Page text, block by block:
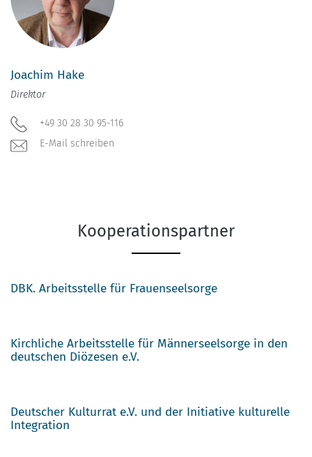
Joachim Hake
Direktor
+49 30 28 30 95-116
E-Mail schreiben
Kooperationspartner
DBK. Arbeitsstelle für Frauenseelsorge
Kirchliche Arbeitsstelle für Männerseelsorge in den
deutschen Diözesen e.V.
Deutscher Kulturrat e.V. und der Initiative kulturelle
Integration